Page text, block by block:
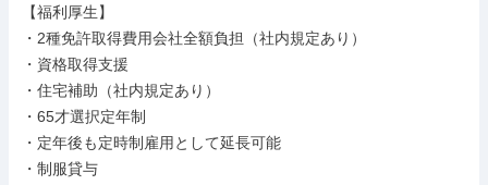
【福利厚生】
・2種免許取得費用会社全額負担（社内規定あり）
・資格取得支援
・住宅補助（社内規定あり）
・65才選択定年制
・定年後も定時制雇用として延長可能
・制服貸与